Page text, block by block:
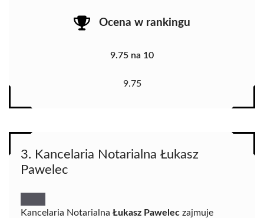
Ocena w rankingu
9.75 na 10
9.75
3. Kancelaria Notarialna Łukasz
Pawelec
Kancelaria Notarialna Łukasz Pawelec zajmuje